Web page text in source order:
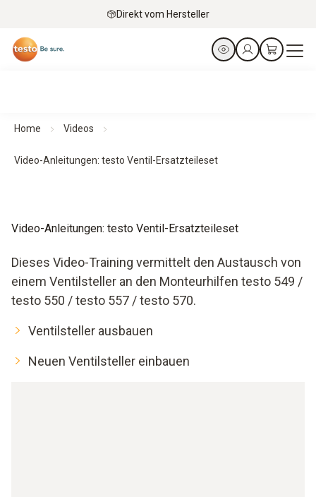
Direkt vom Hersteller
Home Videos
Video-Anleitungen: testo Ventil-Ersatzteileset
Video-Anleitungen: testo Ventil-Ersatzteileset
Dieses Video-Training vermittelt den Austausch von
einem Ventilsteller an den Monteurhilfen testo 549 /
testo 550 / testo 557 / testo 570.
Ventilsteller ausbauen
Neuen Ventilsteller einbauen